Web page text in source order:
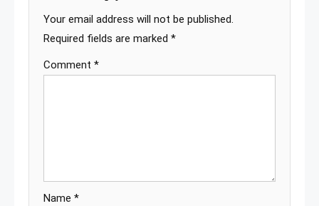
Your email address will not be published.
Required fields are marked *
Comment *
Name *